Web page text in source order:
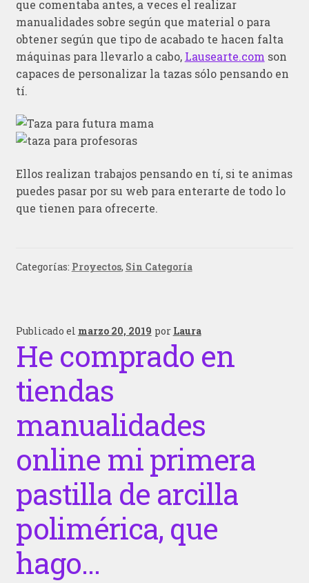
que comentaba antes, a veces el realizar
manualidades sobre según que material o para
obtener según que tipo de acabado te hacen falta
máquinas para llevarlo a cabo, Lausearte.com son
capaces de personalizar la tazas sólo pensando en
tí.
Ellos realizan trabajos pensando en tí, si te animas
puedes pasar por su web para enterarte de todo lo
que tienen para ofrecerte.
Categorías: Proyectos, Sin Categoría
Publicado el marzo 20, 2019 por Laura
He comprado en
tiendas
manualidades
online mi primera
pastilla de arcilla
polimérica, que
hago…